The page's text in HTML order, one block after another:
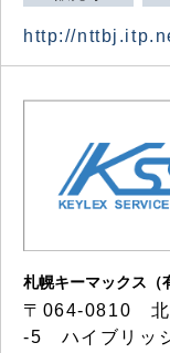
http://
札幌キーマックス（
〒064-0810 北
-5 ハイブリッ